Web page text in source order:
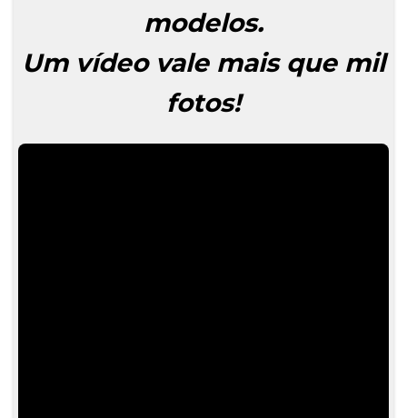
modelos.
Um vídeo vale mais que mil
fotos!